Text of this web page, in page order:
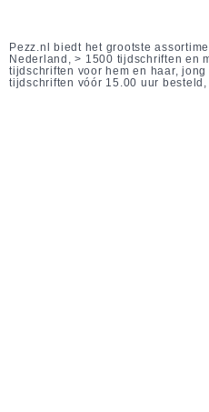
Pezz.nl biedt het grootste
Nederland, > 1500 tijdschriften en
tijdschriften voor hem en haar,
tijdschriften vóór 15.00 uur